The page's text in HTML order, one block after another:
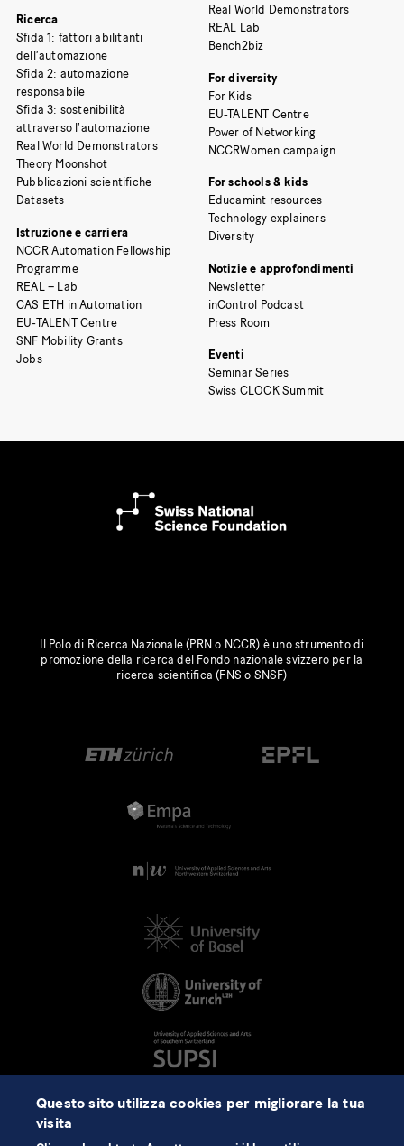
Ricerca
Sfida 1: fattori abilitanti
dell’automazione
Sfida 2: automazione
responsabile
Sfida 3: sostenibilità
attraverso l’automazione
Real World Demonstrators
Theory Moonshot
Pubblicazioni scientifiche
Datasets
Istruzione e carriera
NCCR Automation Fellowship
Programme
REAL – Lab
CAS ETH in Automation
EU-TALENT Centre
SNF Mobility Grants
Jobs
Real World Demonstrators
REAL Lab
Bench2biz
For diversity
For Kids
EU-TALENT Centre
Power of Networking
NCCRWomen campaign
For schools & kids
Educamint resources
Technology explainers
Diversity
Notizie e approfondimenti
Newsletter
inControl Podcast
Press Room
Eventi
Seminar Series
Swiss CLOCK Summit
Il Polo di Ricerca Nazionale (PRN o NCCR) è uno strumento di
promozione della ricerca del Fondo nazionale svizzero per la
ricerca scientifica (FNS o SNSF)
Questo sito utilizza cookies per migliorare la tua
visita